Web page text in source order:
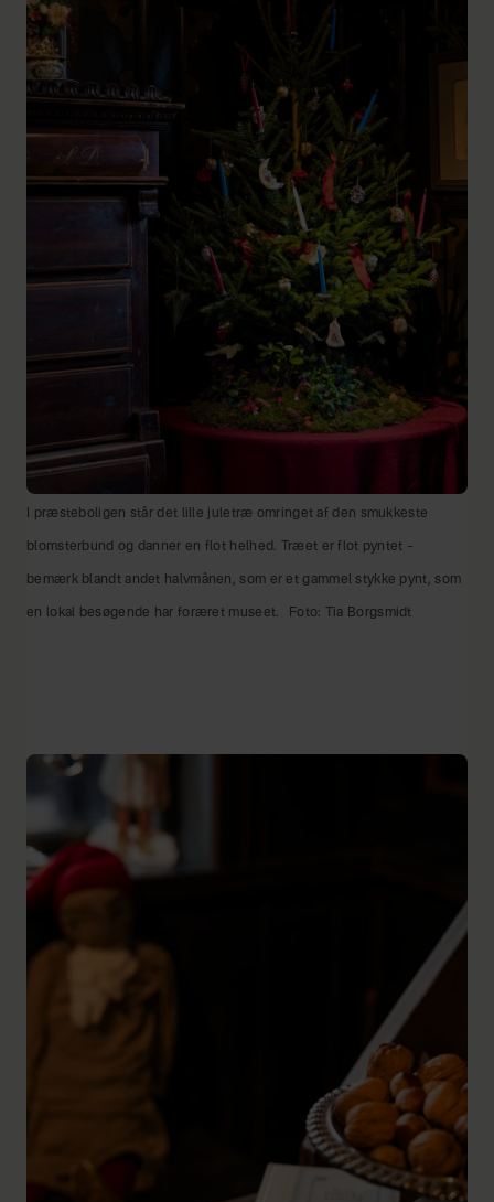
I præsteboligen står det lille juletræ omringet af den smukkeste
blomsterbund og danner en flot helhed. Træet er flot pyntet –
bemærk blandt andet halvmånen, som er et gammel stykke pynt, som
en lokal besøgende har foræret museet. Foto: Tia Borgsmidt